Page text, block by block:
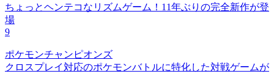
ちょっとヘンテコなリズムゲーム！11年ぶりの完全新作が登
場
9
ポケモンチャンピオンズ
クロスプレイ対応のポケモンバトルに特化した対戦ゲームが